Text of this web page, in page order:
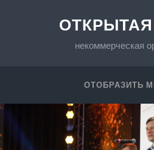
некоммерческая
ОТОБРАЗИТЬ